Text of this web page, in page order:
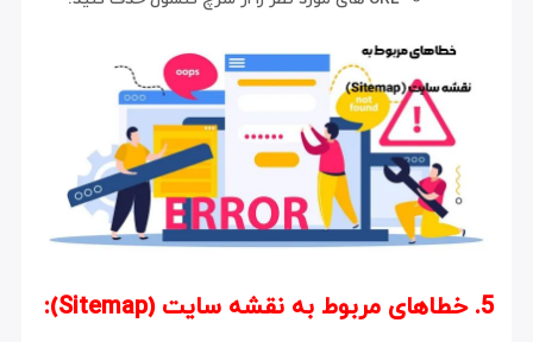
5. خطاهای مربوط به نقشه سایت (Sitemap):